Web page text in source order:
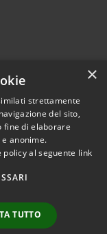
© 2026 • Città di
Accesso
redazione
×
strettamente
del sito,
fine di elaborare
anonime.
al seguente link
TUTTO